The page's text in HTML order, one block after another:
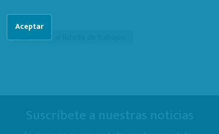
Volver al listado de trabajos
Aceptar